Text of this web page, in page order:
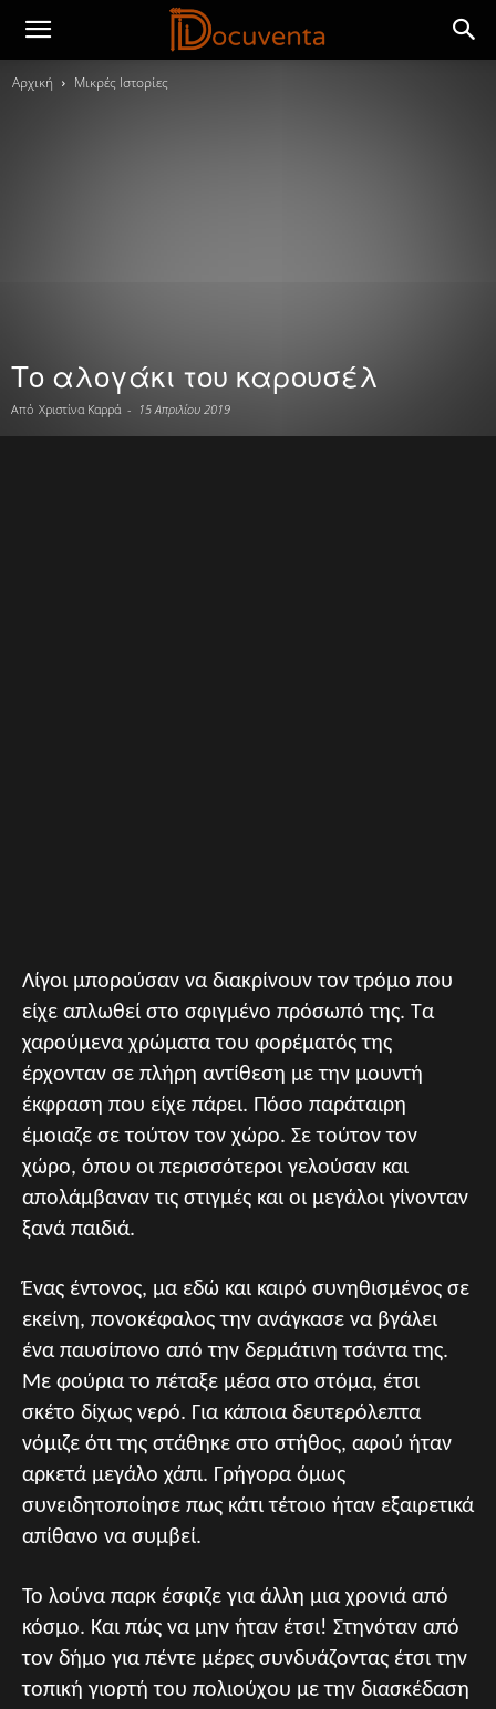
Αρχική Μικρές Ιστορίες
Το αλογάκι του καρουσέλ
Από Χριστίνα Καρρά - 15 Απριλίου 2019
Λίγοι μπορούσαν να διακρίνουν τον τρόμο που
είχε απλωθεί στο σφιγμένο πρόσωπό της. Τα
χαρούμενα χρώματα του φορέματός της
έρχονταν σε πλήρη αντίθεση με την μουντή
έκφραση που είχε πάρει. Πόσο παράταιρη
έμοιαζε σε τούτον τον χώρο. Σε τούτον τον
χώρο, όπου οι περισσότεροι γελούσαν και
απολάμβαναν τις στιγμές και οι μεγάλοι γίνονταν
ξανά παιδιά.
Ένας έντονος, μα εδώ και καιρό συνηθισμένος σε
εκείνη, πονοκέφαλος την ανάγκασε να βγάλει
ένα παυσίπονο από την δερμάτινη τσάντα της.
Με φούρια το πέταξε μέσα στο στόμα, έτσι
σκέτο δίχως νερό. Για κάποια δευτερόλεπτα
νόμιζε ότι της στάθηκε στο στήθος, αφού ήταν
αρκετά μεγάλο χάπι. Γρήγορα όμως
συνειδητοποίησε πως κάτι τέτοιο ήταν εξαιρετικά
απίθανο να συμβεί.
Το λούνα παρκ έσφιζε για άλλη μια χρονιά από
κόσμο. Και πώς να μην ήταν έτσι! Στηνόταν από
τον δήμο για πέντε μέρες συνδυάζοντας έτσι την
τοπική γιορτή του πολιούχου με την διασκέδαση